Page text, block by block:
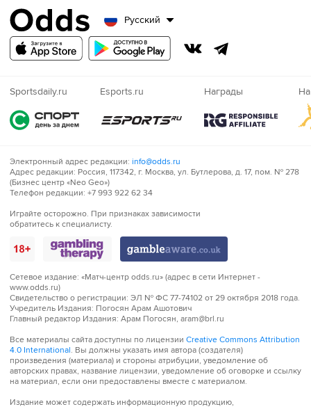
Русский
Sportsdaily.ru Esports.ru Награды
Электронный адрес редакции: info@odds.ru
Адрес редакции: Россия, 117342, г. Москва, ул. Бутлерова, д. 17, пом. № 278
(Бизнес центр «Neo Geo»)
Телефон редакции: +7 993 922 62 34
Играйте
осторожно!
Играйте осторожно. При признаках зависимости
обратитесь к специалисту.
Сетевое издание: «Матч-центр odds.ru» (адрес в сети Интернет -
www.odds.ru)
Свидетельство о регистрации: ЭЛ № ФС 77-74102 от 29 октября 2018 года.
Учредитель Издания: Погосян Арам Ашотович
Главный редактор Издания: Арам Погосян, aram@brl.ru
Все материалы сайта доступны по лицензии Creative Commons Attribution
4.0 International. Вы должны указать имя автора (создателя)
произведения (материала) и стороны атрибуции, уведомление об
авторских правах, название лицензии, уведомление об оговорке и ссылку
на материал, если они предоставлены вместе с материалом.
Издание может содержать информационную продукцию,